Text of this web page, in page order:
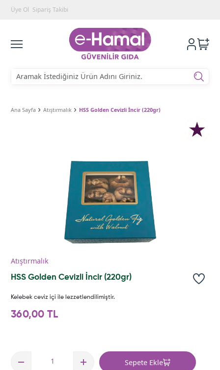
Üye Ol Sipariş Takibi
Ana Sayfa Atıştırmalık HSS Golden Cevizli İncir (220gr)
Atıştırmalık
HSS Golden Cevizli İncir (220gr)
Kelebek ceviz içi ile lezzetlendilimiştir.
360,00 TL
Sepete Ekle